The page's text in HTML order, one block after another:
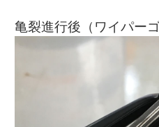
亀裂進行後（ワイパーゴ